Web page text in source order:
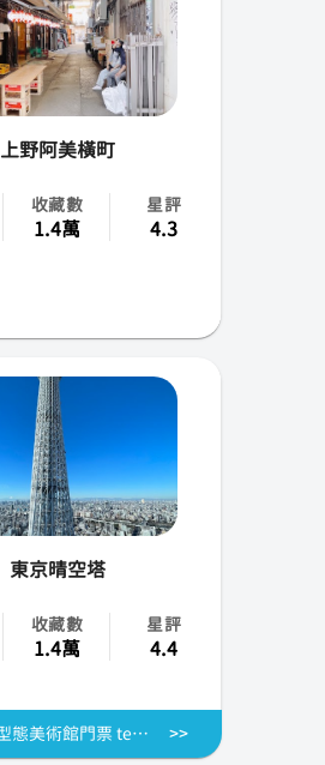
上野阿美橫町
收藏數
1.4萬
星評
4.3
東京晴空塔
收藏數
1.4萬
星評
4.4
東京豐洲新型態美術館門票 teamLab Planets TOKYO